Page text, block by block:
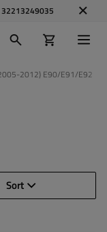
2012) E90/E91/E92
Sort